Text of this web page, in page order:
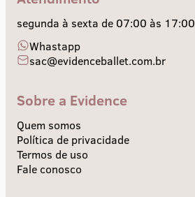
segunda à sexta de 07:00 às 17:00
Whastapp
sac@evidenceballet.com.br
Sobre a Evidence
Quem somos
Política de privacidade
Termos de uso
Fale conosco